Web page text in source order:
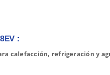
:
calefacción, refrigeración y